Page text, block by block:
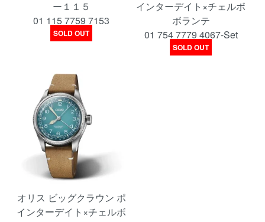
ー１１５
01 115 7759 7153
SOLD OUT
インターデイト×チェルボ
ボランテ
01 754 7779 4067-Set
SOLD OUT
オリス ビッグクラウン ポ
インターデイト×チェルボ